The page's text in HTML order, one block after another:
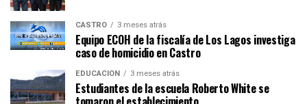
CASTRO 3 meses atrás
Equipo ECOH de la fiscalía de Los Lagos investiga
caso de homicidio en Castro
EDUCACIÓN 3 meses atrás
Estudiantes de la escuela Roberto White se